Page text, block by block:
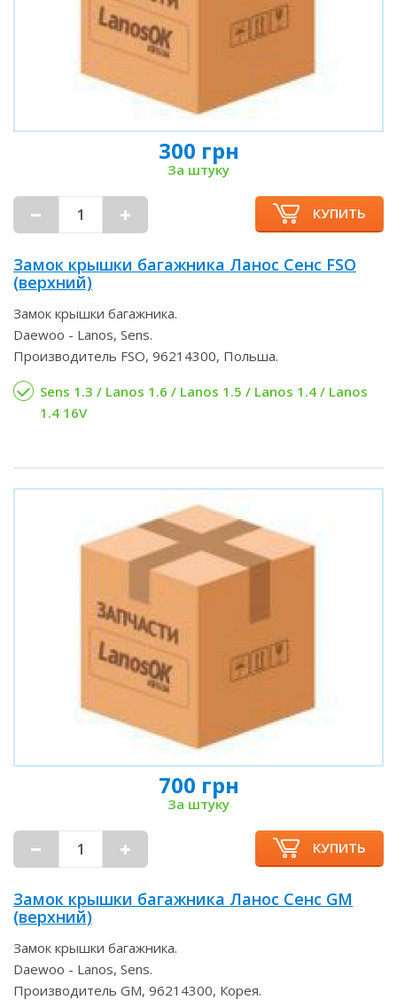
300 грн
За штуку
КУПИТЬ
Замок крышки багажника Ланос Сенс FSO
(верхний)
Замок крышки багажника.
Daewoo - Lanos, Sens.
Производитель FSO, 96214300, Польша.
Sens 1.3 / Lanos 1.6 / Lanos 1.5 / Lanos 1.4 / Lanos
1.4 16V
700 грн
За штуку
КУПИТЬ
Замок крышки багажника Ланос Сенс GM
(верхний)
Замок крышки багажника.
Daewoo - Lanos, Sens.
Производитель GM, 96214300, Корея.